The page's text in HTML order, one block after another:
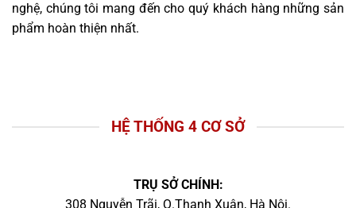
nghệ, chúng tôi mang đến cho quý khách hàng những sản
phẩm hoàn thiện nhất.
HỆ THỐNG 4 CƠ SỞ
TRỤ SỞ CHÍNH:
308 Nguyễn Trãi, Q.Thanh Xuân, Hà Nội.